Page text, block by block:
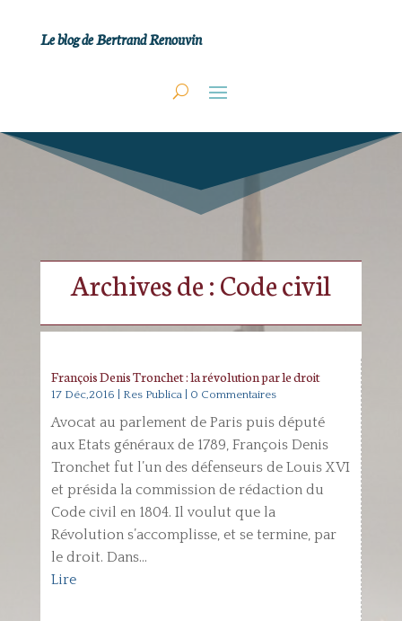
Le blog de Bertrand Renouvin
Archives de : Code civil
François Denis Tronchet : la révolution par le droit
17 Déc,2016 Res Publica| 0 Commentaires
Avocat au parlement de Paris puis député
aux Etats généraux de 1789, François Denis
Tronchet fut l’un des défenseurs de Louis XVI
et présida la commission de rédaction du
Code civil en 1804. Il voulut que la
Révolution s’accomplisse, et se termine, par
le droit. Dans...
Lire